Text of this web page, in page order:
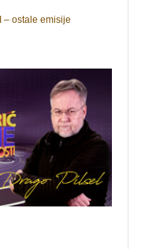
– ostale emisije